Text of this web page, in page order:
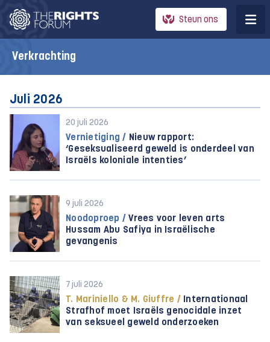
Steun ons
Verkrachting
Juli 2026
20 juli 2026
Vernietiging / Nieuw rapport:
‘Geseksualiseerd geweld is onderdeel van
Israëls koloniale intenties’
9 juli 2026
Noodoproep / Vrees voor leven arts
Hussam Abu Safiya in Israëlische
gevangenis
7 juli 2026
T. Mariniello & M. Giuffre / Internationaal
Strafhof moet Israëls genocidale inzet
van seksueel geweld onderzoeken